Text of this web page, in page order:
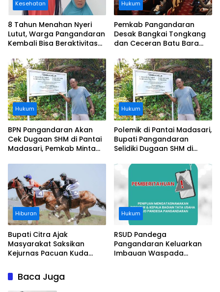
Kesehatan
8 Tahun Menahan Nyeri
Lutut, Warga Pangandaran
Kembali Bisa Beraktivitas
Ditanggung BPJS
Hukum
Pemkab Pangandaran
Desak Bangkai Tongkang
dan Ceceran Batu Bara
Buruknya Koordinasi
Perusahaan
Hukum
BPN Pangandaran Akan
Cek Dugaan SHM di Pantai
Madasari, Pemkab Minta
Hukum
Polemik di Pantai Madasari,
Bupati Pangandaran
Selidiki Dugaan SHM di
Pantai
Hiburan
Bupati Citra Ajak
Masyarakat Saksikan
Kejurnas Pacuan Kuda
Legokjawa
Hukum
RSUD Pandega
Pangandaran Keluarkan
Imbauan Waspada
Baca Juga